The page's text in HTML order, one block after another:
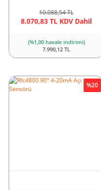
10.088,54 TL
8.070,83 TL KDV Dahil
(%1,00 havale indirimi)
7.990,12 TL
%20